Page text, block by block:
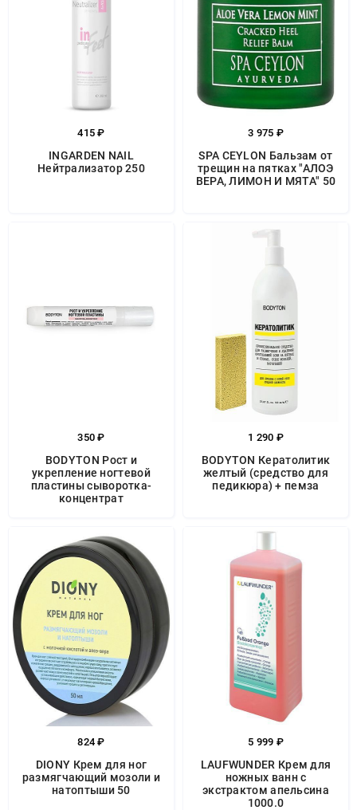
415 ₽
INGARDEN NAIL
Нейтрализатор 250
3 975 ₽
SPA CEYLON Бальзам от
трещин на пятках "АЛОЭ
ВЕРА, ЛИМОН И МЯТА" 50
350 ₽
BODYTON Рост и
укрепление ногтевой
пластины сыворотка-
концентрат
1 290 ₽
BODYTON Кератолитик
желтый (средство для
педикюра) + пемза
824 ₽
DIONY Крем для ног
размягчающий мозоли и
натоптыши 50
5 999 ₽
LAUFWUNDER Крем для
ножных ванн с
экстрактом апельсина
1000.0